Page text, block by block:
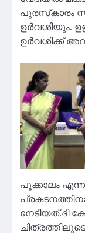
പുരസ്‌കാരം
ഉർവശിയും.
ഉർവശിക്ക്
പൂക്കാലം എന്ന
നേടിയത്.ദി